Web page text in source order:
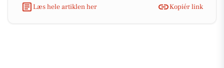
Læs hele artiklen her Kopiér link